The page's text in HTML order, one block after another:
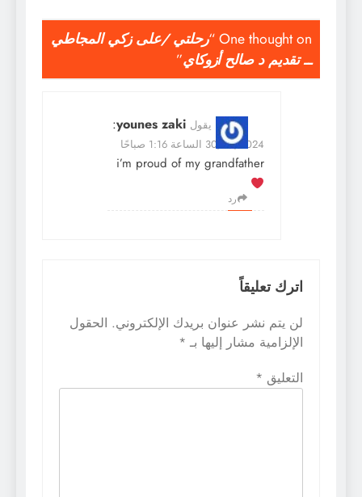
One thought on “ رحلتي /على زكي المجاطي
ــ تقديم د صالح أزوكاي”
يقول younes zaki
:
30/10/2024 الساعة 1:16 صباحًا
i’m proud of my grandfather
اترك تعليقاً
لن يتم نشر عنوان بريدك الإلكتروني. الحقول
الإلزامية مشار إليها بـ*
التعليق*